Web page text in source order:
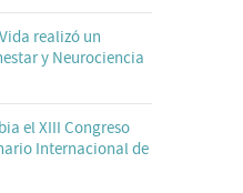
realizó un
y Neurociencia
el XIII Congreso
Internacional de